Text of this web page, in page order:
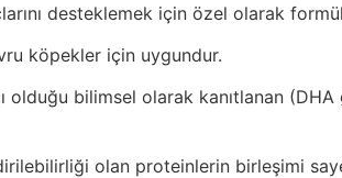
desteklemek için özel olarak
köpekler için uygundur.
olduğu bilimsel olarak kanıtlanan
olan proteinlerin birleşimi